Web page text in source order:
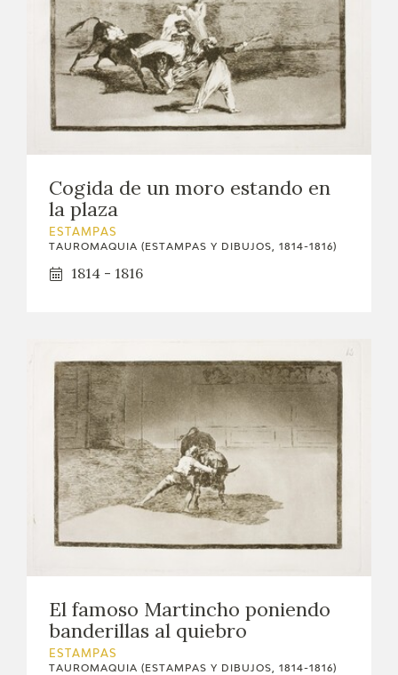
Cogida de un moro estando en
la plaza
ESTAMPAS
TAUROMAQUIA (ESTAMPAS Y DIBUJOS, 1814-1816)
1814 - 1816
El famoso Martincho poniendo
banderillas al quiebro
ESTAMPAS
TAUROMAQUIA (ESTAMPAS Y DIBUJOS, 1814-1816)